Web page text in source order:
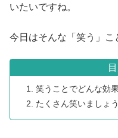
いたいですね。
今日はそんな「笑う」こ
笑うことでどんな効
たくさん笑いましょう